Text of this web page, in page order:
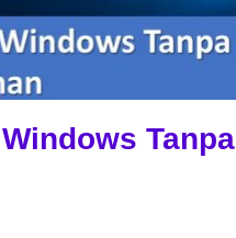
Tanpa